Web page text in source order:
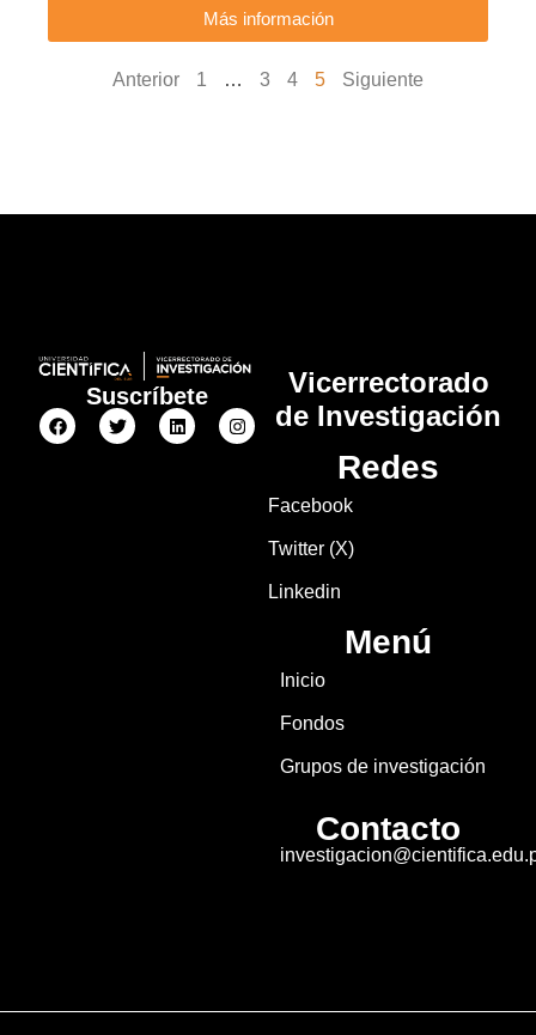
Más información
Anterior 1 … 3 4 5 Siguiente
Suscríbete
Vicerrectorado
de Investigación
Redes
Facebook
Twitter (X)
Linkedin
Menú
Inicio
Fondos
Grupos de investigación
Contacto